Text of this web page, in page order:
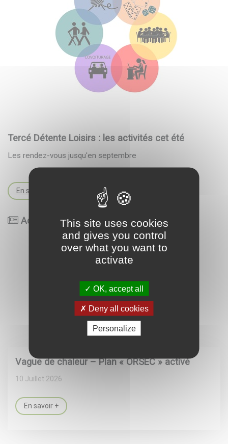
Tercé Détente Loisirs : les activités cet été
Les rendez-vous jusqu'en septembre
En savoir +
Actualité
Vague de chaleur – Plan « ORSEC » activé
10 Juillet 2026
En savoir +
This site uses cookies
and gives you control
over what you want to
activate
OK, accept all
Deny all cookies
Personalize